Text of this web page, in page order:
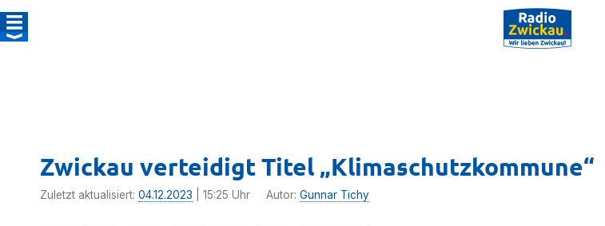
Zwickau verteidigt Titel „Klimaschutzkommune“
Zuletzt aktualisiert: 04.12.2023 | 15:25 Uhr Autor: Gunnar Tichy